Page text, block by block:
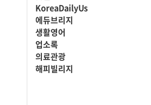
KoreaDailyUs
에듀브리지
생활영어
업소록
의료관광
해피빌리지